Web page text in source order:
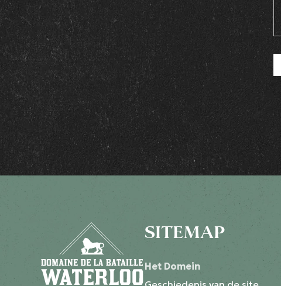
SITEMAP
Het Domein